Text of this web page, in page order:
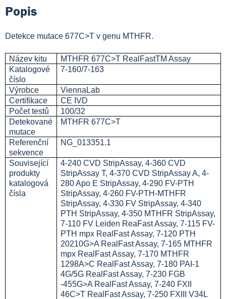
Popis
Detekce mutace 677C>T v genu MTHFR.
Název kitu
MTHFR 677C>T RealFastTM Assay
Katalogové
číslo
7-160/7-163
Výrobce
ViennaLab
Certifikace
CE IVD
Počet testů
100/32
Detekované
mutace
MTHFR 677C>T
Referenční
sekvence
NG_013351.1
Související
produkty
katalogová
čísla
4-240 CVD StripAssay, 4-360 CVD
StripAssay T, 4-370 CVD StripAssay A, 4-
280 Apo E StripAssay, 4-290 FV-PTH
StripAssay, 4-260 FV-PTH-MTHFR
StripAssay, 4-330 FV StripAssay, 4-340
PTH StripAssay, 4-350 MTHFR StripAssay,
7-110 FV Leiden ReaFast Assay, 7-115 FV-
PTH mpx RealFast Assay, 7-120 PTH
20210G>A RealFast Assay, 7-165 MTHFR
mpx RealFast Assay, 7-170 MTHFR
1298A>C RealFast Assay, 7-180 PAI-1
4G/5G RealFast Assay, 7-230 FGB
-455G>A RealFast Assay, 7-240 FXII
46C>T RealFast Assay, 7-250 FXIII V34L